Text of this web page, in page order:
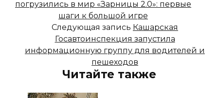
погрузились в мир «Зарницы 2.0»: первые
шаги к большой игре
Следующая запись Кашарская
Госавтоинспекция запустила
информационную группу для водителей и
пешеходов
Читайте также